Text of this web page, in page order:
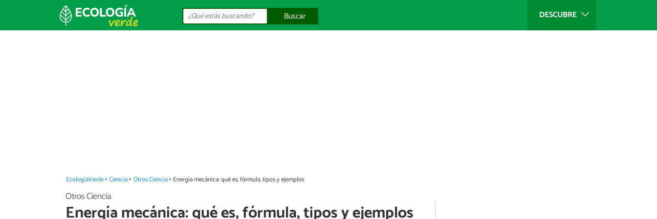
DESCUBRE
Buscar
EcologíaVerde Ciencia Otros Ciencia Energía mecánica: qué es, fórmula, tipos y ejemplos
Otros Ciencia
Energía mecánica: qué es, fórmula, tipos y ejemplos